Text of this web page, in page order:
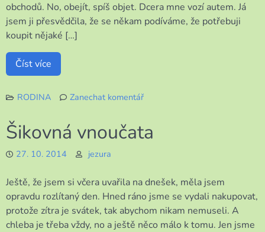
obchodů. No, obejít, spíš objet. Dcera mne vozí autem. Já
jsem ji přesvědčila, že se někam podíváme, že potřebuji
koupit nějaké […]
Číst více
RODINA
Zanechat komentář
jízda
Šikovná vnoučata
27. 10. 2014 jezura
Ještě, že jsem si včera uvařila na dnešek, měla jsem
opravdu rozlítaný den. Hned ráno jsme se vydali nakupovat,
protože zítra je svátek, tak abychom nikam nemuseli. A
chleba je třeba vždy, no a ještě něco málo k tomu. Jen jsme